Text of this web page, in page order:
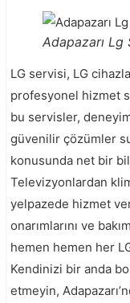
Adapazarı Lg
LG servisi, LG
profesyonel hizmet
bu servisler,
güvenilir çözümler
konusunda net bir
Televizyonlardan
yelpazede hizmet
onarımlarını ve
hemen hemen her
Kendinizi bir anda
etmeyin,